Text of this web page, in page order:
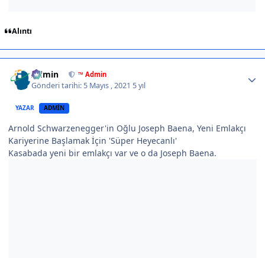
Alıntı
Admin ™ Admin
Gönderi tarihi: 5 Mayıs , 2021 5 yıl
YAZAR ADMIN
Arnold Schwarzenegger'in Oğlu Joseph Baena, Yeni Emlakçı
Kariyerine Başlamak İçin 'Süper Heyecanlı'
Kasabada yeni bir emlakçı var ve o da Joseph Baena.